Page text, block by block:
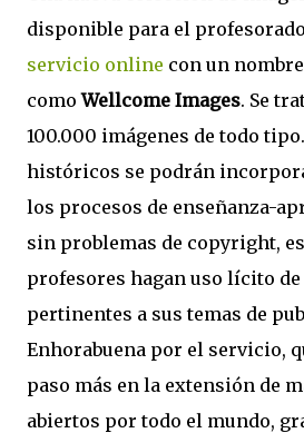
disponible para el
servicio online con un
comoWellcome Images. Se
100.000 imágenes de todo
históricos se podrán
los procesos de enseñanza-
sin problemas de copyright,
profesores hagan uso lícito
pertinentes a sus temas de
Enhorabuena por el servicio,
paso más en la extensión de
abiertos por todo el mundo,